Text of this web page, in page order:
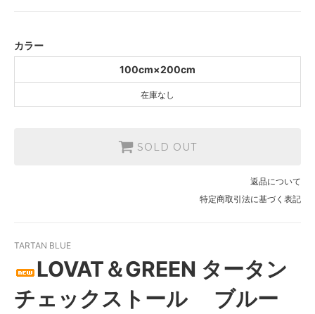
カラー
100cm×200cm
在庫なし
SOLD OUT
返品について
特定商取引法に基づく表記
TARTAN BLUE
LOVAT＆GREEN タータン
チェックストール ブルー